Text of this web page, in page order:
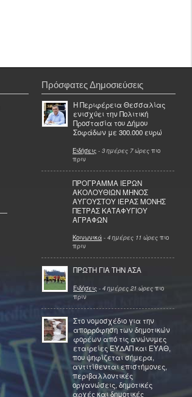
Πρόσφατες Δημοσιεύσεις
Η Περιφέρεια Θεσσαλίας
ενισχύει την Πολιτική
Προστασία του Δήμου
Σοφάδων με 300.000 ευρώ
Ειδήσεις - 3 ημέρες 7 ώρες πιο
πριν
ΠΡΟΓΡΑΜΜΑ ΙΕΡΩΝ
ΑΚΟΛΟΥΘΙΩΝ ΜΗΝΟΣ
ΑΥΓΟΥΣΤΟΥ ΙΕΡΑΣ ΜΟΝΗΣ
ΠΕΤΡΑΣ ΚΑΤΑΦΥΓΙΟΥ
ΑΓΡΑΦΩΝ
Κοινωνικά - 4 ημέρες 11 ώρες πιο
πριν
ΠΡΩΤΗ ΓΙΑ ΤΗΝ ΑΣΑ
Ειδήσεις - 4 ημέρες 21 ώρες πιο
πριν
Στο νομοσχέδιο για την
απορρόφηση των δημοτικών
φορέων από τις ανώνυμες
εταιρείες ΕΥΔΑΠ και ΕΥΑΘ,
που ψηφίζεται σήμερα,
αντιτίθενται επιστήμονες,
περιβαλλοντικές
οργανώσεις, δημοτικές
αρχές και δημοτικές